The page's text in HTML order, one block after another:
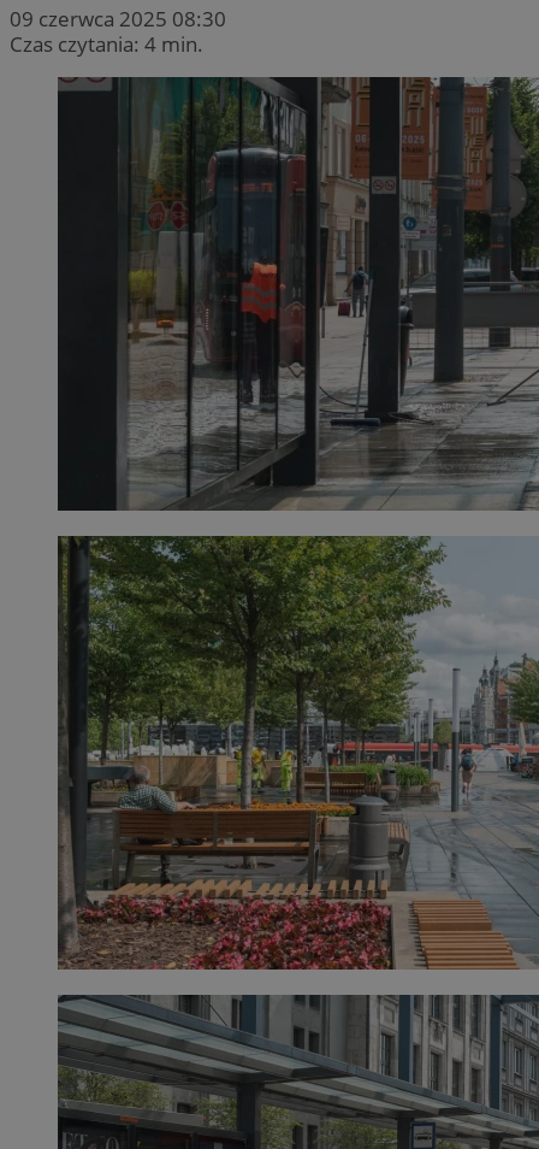
09 czerwca 2025 08:30
Czas czytania: 4 min.